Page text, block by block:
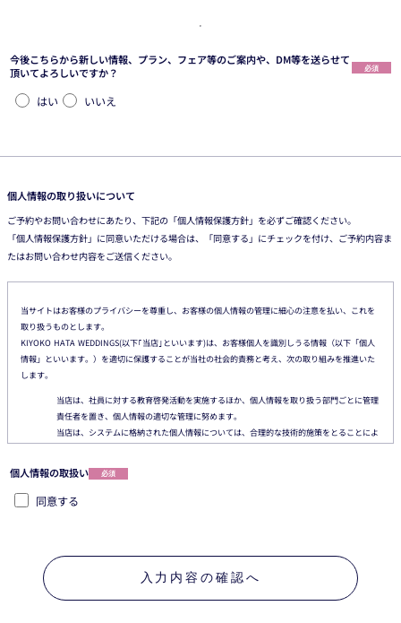
今後こちらから新しい情報、プラン、フェア等のご案内や、DM等を送らせて
頂いてよろしいですか？
必須
はい いいえ
個人情報の取り扱いについて
ご予約やお問い合わせにあたり、下記の「個人情報保護方針」を必ずご確認ください。
「個人情報保護方針」に同意いただける場合は、「同意する」にチェックを付け、ご予約内容ま
たはお問い合わせ内容をご送信ください。
当サイトはお客様のプライバシーを尊重し、お客様の個人情報の管理に細心の注意を払い、これを
取り扱うものとします。
KIYOKO HATA WEDDINGS(以下｢当店｣といいます)は、お客様個人を識別しうる情報（以下「個人
情報」といいます。）を適切に保護することが当社の社会的責務と考え、次の取り組みを推進いた
します。
当店は、社員に対する教育啓発活動を実施するほか、個人情報を取り扱う部門ごとに管理
責任者を置き、個人情報の適切な管理に努めます。
当店は、システムに格納された個人情報については、合理的な技術的施策をとることによ
り、個人情報への不正な侵入、個人情報の紛失、改ざん、漏えいなどの危険防止に努めま
当店は、お客様からご提供いただいた個人情報を、ブライダルに関する製・商品またはサ
ービスのご提供やご紹介、お客様に役立つと思われるご案内をさせていただくため、より
プ会社、業務の委託先および提携先、ならびに当社またはグループ会社の関連業務の承継
先以外の第三者には提供いたしません。
当店は、お客様に個人情報の提供をお願いする場合は、その収集目的、当社がお客様の個
個人情報の取扱い 必須
同意する
入力内容の確認へ